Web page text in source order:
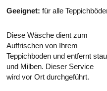
Geeignet: für alle
Diese Wäsche dient zum
Auffrischen von Ihrem
Teppichboden und entfernt
und Milben. Dieser Service
wird vor Ort durchgeführt.